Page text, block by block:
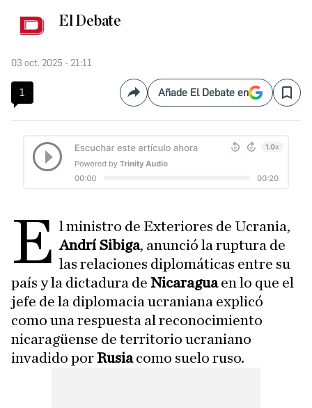
El Debate
03 oct. 2025 - 21:11
1 CompartirAñade El Debate en Save
E l ministro de Exteriores de Ucrania,
Andrí Sibiga, anunció la ruptura de
las relaciones diplomáticas entre su
país y la dictadura de Nicaraguaen lo que el
jefe de la diplomacia ucraniana explicó
como una respuesta al reconocimiento
nicaragüense de territorio ucraniano
invadido porRusiacomo suelo ruso.